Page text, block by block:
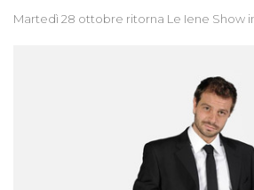
Martedì 28 ottobre ritorna Le Iene Show